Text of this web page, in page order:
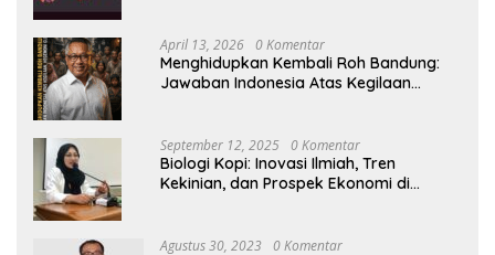
April 13, 2026 0 Komentar
Menghidupkan Kembali Roh Bandung:
Jawaban Indonesia Atas Kegilaan
September 12, 2025 0 Komentar
Biologi Kopi: Inovasi Ilmiah, Tren
Kekinian, dan Prospek Ekonomi di
Agustus 30, 2023 0 Komentar